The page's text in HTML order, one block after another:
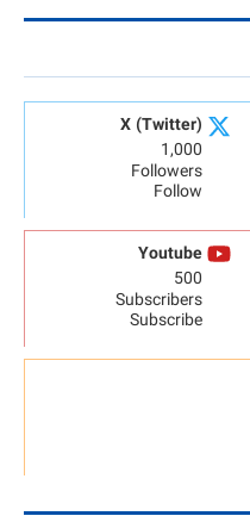
X (Twitter)
1,000
Followers
Follow
Youtube
500
Subscribers
Subscribe